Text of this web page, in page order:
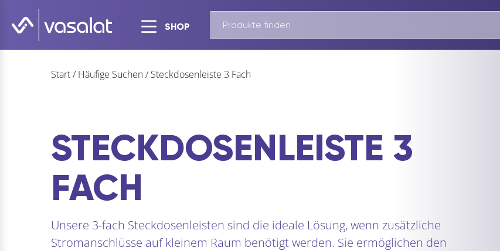
SHOP
Start/ Häufige Suchen/ Steckdosenleiste 3 Fach
STECKDOSENLEISTE 3
FACH
Unsere 3-fach Steckdosenleisten sind die ideale Lösung, wenn zusätzliche
Stromanschlüsse auf kleinem Raum benötigt werden. Sie ermöglichen den